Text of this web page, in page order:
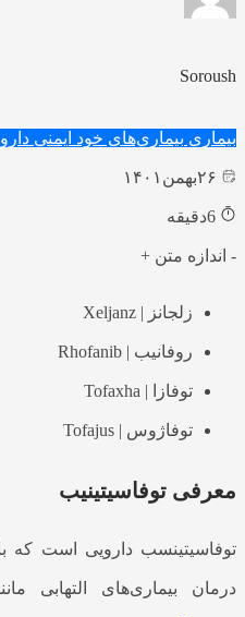
Soroush
بیماری بیماری‌های خود ایمنی
بهمن ۱۴۰۱
دقیقه
- اندازه متن +
زلجانز | Xeljanz
روفانیب | Rhofanib
توفازا | Tofaxha
توفاژوس | Tofajus
معرفی توفاسیتینیب
توفاسیتینسب دارویی است که
درمان بیماری‌های التهابی